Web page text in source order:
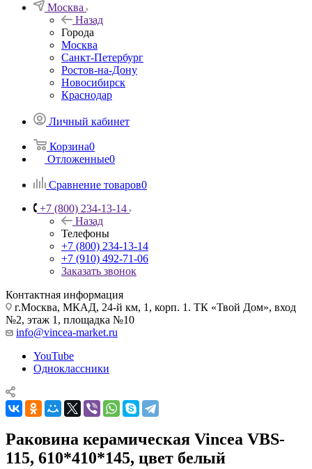
Москва
Назад
Города
Москва
Санкт-Петербург
Ростов-на-Дону
Новосибирск
Краснодар
Личный кабинет
Корзина0
Отложенные0
Сравнение товаров0
+7 (800) 234-13-14
Назад
Телефоны
+7 (800) 234-13-14
+7 (910) 492-71-06
Заказать звонок
Контактная информация
г.Москва, МКАД, 24-й км, 1, корп. 1. ТК «Твой Дом», вход
№2, этаж 1, площадка №10
info@vincea-market.ru
YouTube
Одноклассники
Раковина керамическая Vincea VBS-
115, 610*410*145, цвет белый